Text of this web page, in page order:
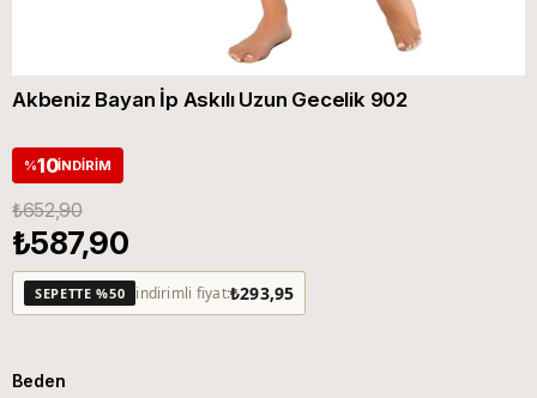
Akbeniz Bayan İp Askılı Uzun Gecelik 902
%10İNDIRIM
₺652,90
₺587,90
SEPETTE %50 indirimli fiyat:₺293,95
Beden